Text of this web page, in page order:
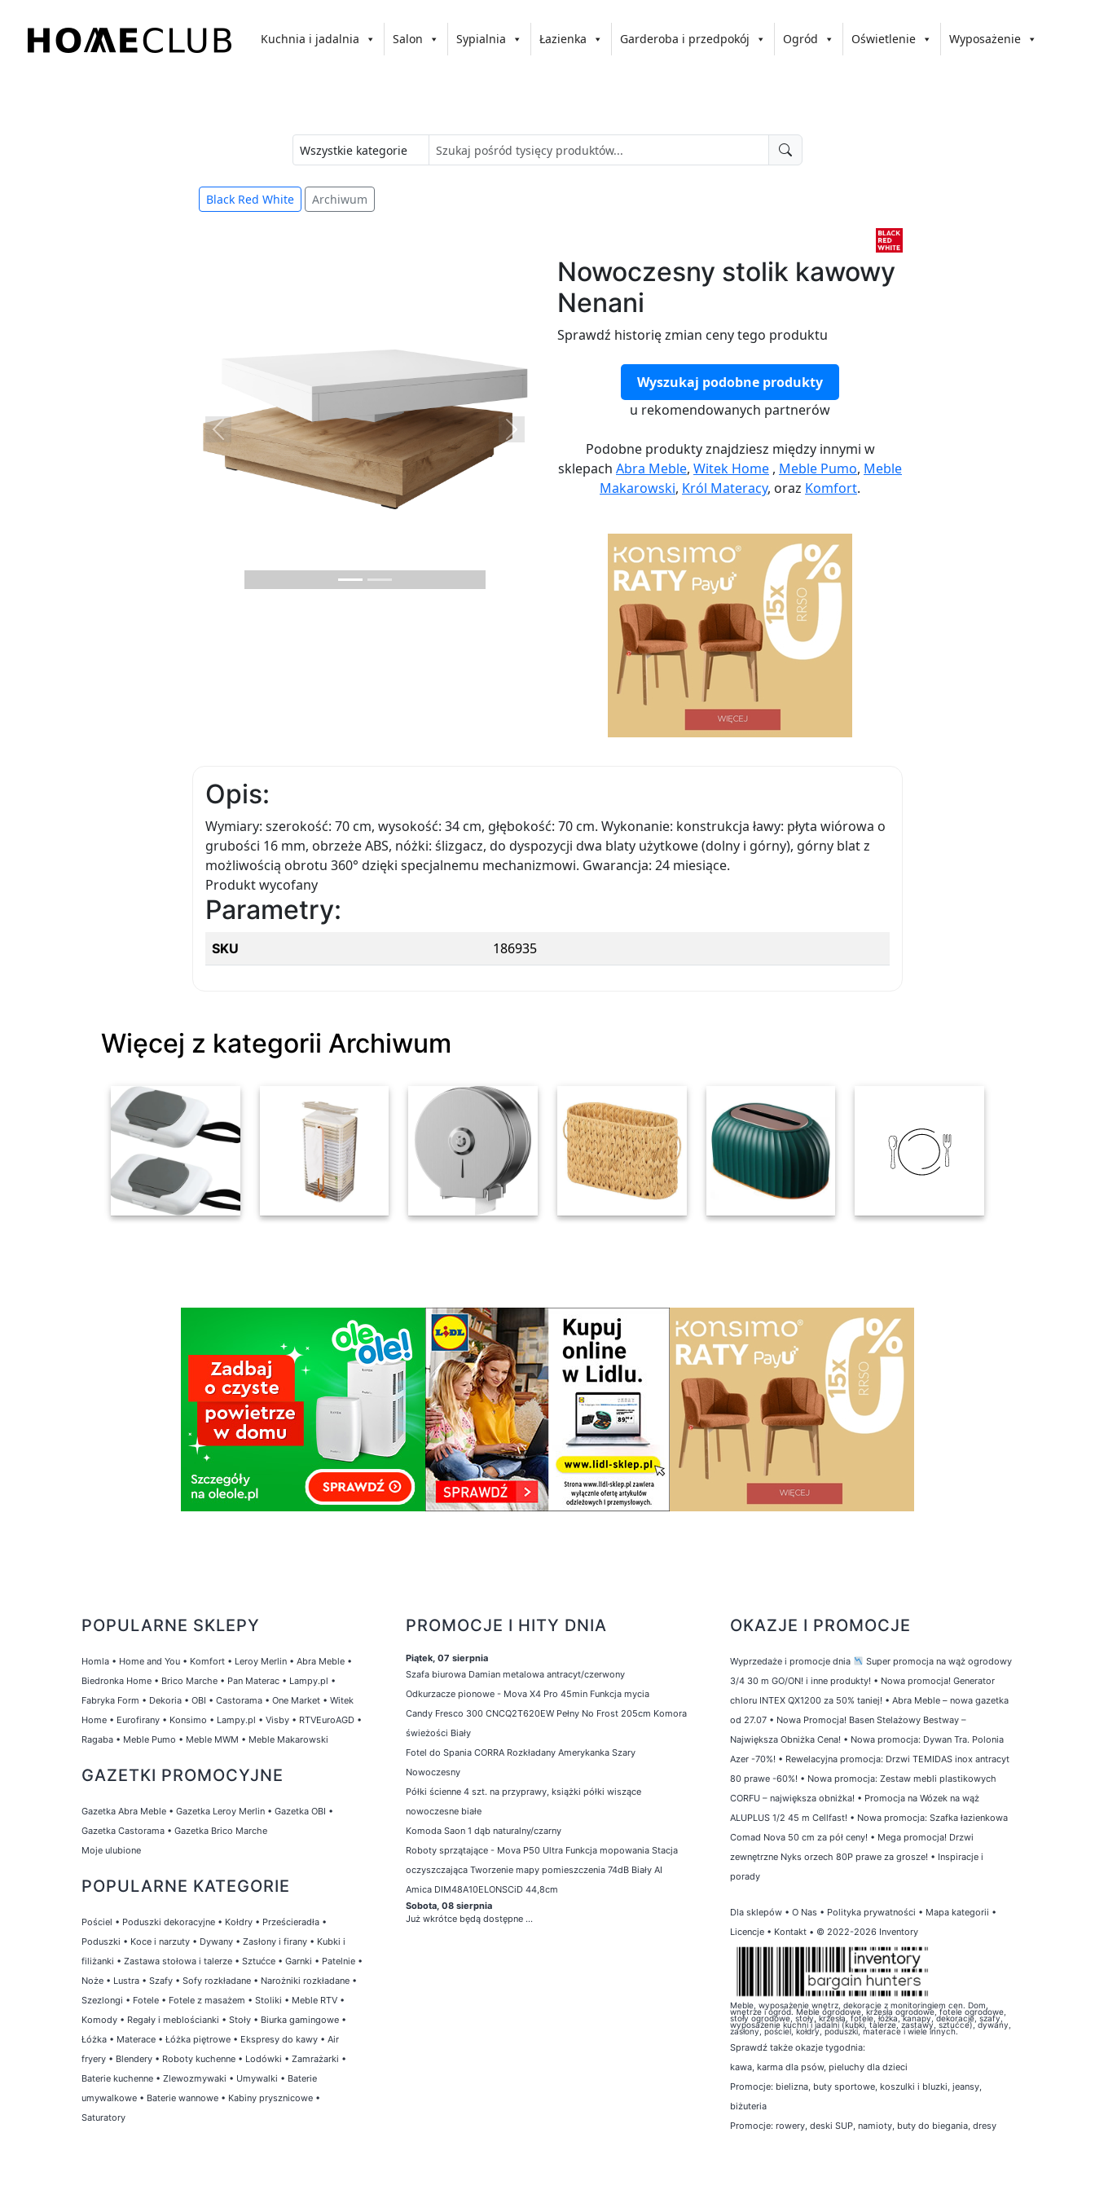
treści
Kuchnia i jadalnia Salon Sypialnia Łazienka Garderoba i przedpokój Ogród Oświetlenie Wyposażenie
Black Red White Archiwum
Previous Next
Nowoczesny stolik kawowy
Nenani
Sprawdź historię zmian ceny tego produktu
Wyszukaj podobne produkty
u rekomendowanych partnerów
Podobne produkty znajdziesz między innymi w
sklepach Abra Meble, Witek Home , Meble Pumo, Meble
Makarowski, Król Materacy, oraz Komfort.
Opis:
Wymiary: szerokość: 70 cm, wysokość: 34 cm, głębokość: 70 cm. Wykonanie: konstrukcja ławy: płyta wiórowa o
grubości 16 mm, obrzeże ABS, nóżki: ślizgacz, do dyspozycji dwa blaty użytkowe (dolny i górny), górny blat z
możliwością obrotu 360° dzięki specjalnemu mechanizmowi. Gwarancja: 24 miesiące.
Produkt wycofany
Parametry:
SKU 186935
Więcej z kategorii Archiwum
POPULARNE SKLEPY
Homla • Home and You • Komfort • Leroy Merlin • Abra Meble •
Biedronka Home • Brico Marche • Pan Materac • Lampy.pl •
Fabryka Form • Dekoria • OBI • Castorama • One Market • Witek
Home • Eurofirany • Konsimo • Lampy.pl • Visby • RTVEuroAGD •
Ragaba • Meble Pumo • Meble MWM • Meble Makarowski
GAZETKI PROMOCYJNE
Gazetka Abra Meble • Gazetka Leroy Merlin • Gazetka OBI •
Gazetka Castorama • Gazetka Brico Marche
Moje ulubione
POPULARNE KATEGORIE
Pościel • Poduszki dekoracyjne • Kołdry • Prześcieradła •
Poduszki • Koce i narzuty • Dywany • Zasłony i firany • Kubki i
filiżanki • Zastawa stołowa i talerze • Sztućce • Garnki • Patelnie •
Noże • Lustra • Szafy • Sofy rozkładane • Narożniki rozkładane •
Szezlongi • Fotele • Fotele z masażem • Stoliki • Meble RTV •
Komody • Regały i meblościanki • Stoły • Biurka gamingowe •
Łóżka • Materace • Łóżka piętrowe • Ekspresy do kawy • Air
fryery • Blendery • Roboty kuchenne • Lodówki • Zamrażarki •
Baterie kuchenne • Zlewozmywaki • Umywalki • Baterie
umywalkowe • Baterie wannowe • Kabiny prysznicowe •
Saturatory
PROMOCJE I HITY DNIA
Piątek, 07 sierpnia
Szafa biurowa Damian metalowa antracyt/czerwony
Odkurzacze pionowe - Mova X4 Pro 45min Funkcja mycia
Candy Fresco 300 CNCQ2T620EW Pełny No Frost 205cm Komora
świeżości Biały
Fotel do Spania CORRA Rozkładany Amerykanka Szary
Nowoczesny
Półki ścienne 4 szt. na przyprawy, książki półki wiszące
nowoczesne białe
Komoda Saon 1 dąb naturalny/czarny
Roboty sprzątające - Mova P50 Ultra Funkcja mopowania Stacja
oczyszczająca Tworzenie mapy pomieszczenia 74dB Biały AI
Amica DIM48A10ELONSCiD 44,8cm
Sobota, 08 sierpnia
Już wkrótce będą dostępne ...
OKAZJE I PROMOCJE
Wyprzedaże i promocje dnia
Super promocja na wąż ogrodowy
3/4 30 m GO/ON! i inne produkty! • Nowa promocja! Generator
chloru INTEX QX1200 za 50% taniej! • Abra Meble – nowa gazetka
od 27.07 • Nowa Promocja! Basen Stelażowy Bestway –
Największa Obniżka Cena! • Nowa promocja: Dywan Tra. Polonia
Azer -70%! • Rewelacyjna promocja: Drzwi TEMIDAS inox antracyt
80 prawe -60%! • Nowa promocja: Zestaw mebli plastikowych
CORFU – największa obniżka! • Promocja na Wózek na wąż
ALUPLUS 1/2 45 m Cellfast! • Nowa promocja: Szafka łazienkowa
Comad Nova 50 cm za pół ceny! • Mega promocja! Drzwi
zewnętrzne Nyks orzech 80P prawe za grosze! • Inspiracje i
porady
Dla sklepów • O Nas • Polityka prywatności • Mapa kategorii •
Licencje • Kontakt • © 2022-2026 Inventory
Meble, wyposażenie wnętrz, dekoracje z monitoringiem cen. Dom,
wnętrze i ogród. Meble ogrodowe, krzesła ogrodowe, fotele ogrodowe,
stoły ogrodowe, stoły, krzesła, fotele, łóżka, kanapy, dekoracje, szafy,
wyposażenie kuchni i jadalni (kubki, talerze, zastawy, sztućce), dywany,
zasłony, pościel, kołdry, poduszki, materace i wiele innych.
Sprawdź także okazje tygodnia:
kawa, karma dla psów, pieluchy dla dzieci
Promocje: bielizna, buty sportowe, koszulki i bluzki, jeansy,
biżuteria
Promocje: rowery, deski SUP, namioty, buty do biegania, dresy